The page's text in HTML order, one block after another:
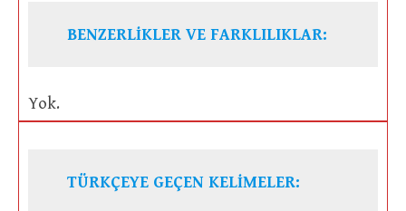
BENZERLİKLER VE FARKLILIKLAR:
Yok.
TÜRKÇEYE GEÇEN KELİMELER: